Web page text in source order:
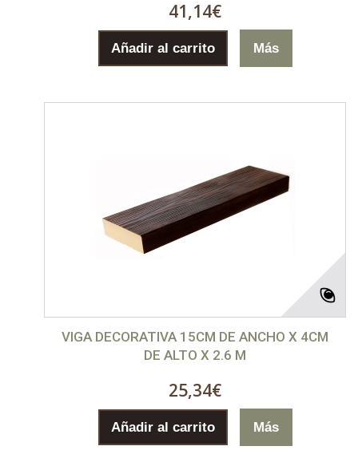
41,14€
Añadir al carrito Más
VIGA DECORATIVA 15CM DE ANCHO X 4CM
DE ALTO X 2.6 M
25,34€
Añadir al carrito Más